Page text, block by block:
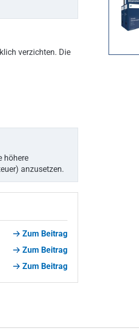
verzichten. Die
höhere
anzusetzen.
Zum Beitrag
Zum Beitrag
Zum Beitrag